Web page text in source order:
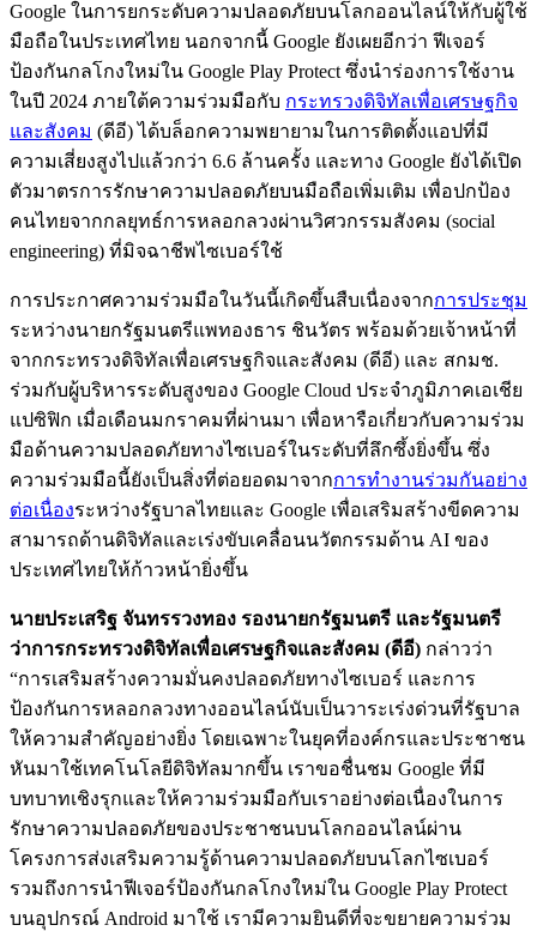
Google ในการยกระดับความปลอดภัยบนโลกออนไลน์ให้กับผู้ใช้
มือถือในประเทศไทย นอกจากนี้ Google ยังเผยอีกว่า ฟีเจอร์
ป้องกันกลโกงใหม่ใน Google Play Protect ซึ่งนำร่องการใช้งาน
ในปี 2024 ภายใต้ความร่วมมือกับ กระทรวงดิจิทัลเพื่อเศรษฐกิจ
และสังคม (ดีอี) ได้บล็อกความพยายามในการติดตั้งแอปที่มี
ความเสี่ยงสูงไปแล้วกว่า 6.6 ล้านครั้ง และทาง Google ยังได้เปิด
ตัวมาตรการรักษาความปลอดภัยบนมือถือเพิ่มเติม เพื่อปกป้อง
คนไทยจากกลยุทธ์การหลอกลวงผ่านวิศวกรรมสังคม (social
engineering) ที่มิจฉาชีพไซเบอร์ใช้
การประกาศความร่วมมือในวันนี้เกิดขึ้นสืบเนื่องจากการประชุม
ระหว่างนายกรัฐมนตรีแพทองธาร ชินวัตร พร้อมด้วยเจ้าหน้าที่
จากกระทรวงดิจิทัลเพื่อเศรษฐกิจและสังคม (ดีอี) และ สกมช.
ร่วมกับผู้บริหารระดับสูงของ Google Cloud ประจำภูมิภาคเอเชีย
แปซิฟิก เมื่อเดือนมกราคมที่ผ่านมา เพื่อหารือเกี่ยวกับความร่วม
มือด้านความปลอดภัยทางไซเบอร์ในระดับที่ลึกซึ้งยิ่งขึ้น ซึ่ง
ความร่วมมือนี้ยังเป็นสิ่งที่ต่อยอดมาจากการทำงานร่วมกันอย่าง
ต่อเนื่องระหว่างรัฐบาลไทยและ Google เพื่อเสริมสร้างขีดความ
สามารถด้านดิจิทัลและเร่งขับเคลื่อนนวัตกรรมด้าน AI ของ
ประเทศไทยให้ก้าวหน้ายิ่งขึ้น
นายประเสริฐ จันทรรวงทอง รองนายกรัฐมนตรี และรัฐมนตรี
ว่าการกระทรวงดิจิทัลเพื่อเศรษฐกิจและสังคม (ดีอี) กล่าวว่า
“การเสริมสร้างความมั่นคงปลอดภัยทางไซเบอร์ และการ
ป้องกันการหลอกลวงทางออนไลน์นับเป็นวาระเร่งด่วนที่รัฐบาล
ให้ความสำคัญอย่างยิ่ง โดยเฉพาะในยุคที่องค์กรและประชาชน
หันมาใช้เทคโนโลยีดิจิทัลมากขึ้น เราขอชื่นชม Google ที่มี
บทบาทเชิงรุกและให้ความร่วมมือกับเราอย่างต่อเนื่องในการ
รักษาความปลอดภัยของประชาชนบนโลกออนไลน์ผ่าน
โครงการส่งเสริมความรู้ด้านความปลอดภัยบนโลกไซเบอร์
รวมถึงการนำฟีเจอร์ป้องกันกลโกงใหม่ใน Google Play Protect
บนอุปกรณ์ Android มาใช้ เรามีความยินดีที่จะขยายความร่วม